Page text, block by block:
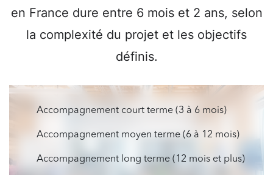
en France dure entre 6 mois et 2 ans, selon
la complexité du projet et les objectifs
définis.
Accompagnement court terme (3 à 6 mois)
Accompagnement moyen terme (6 à 12 mois)
Accompagnement long terme (12 mois et plus)